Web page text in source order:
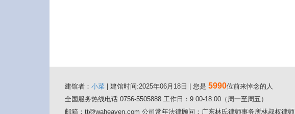
建馆者： 小菜 | 建馆时间:2025年06月18日 | 您是 5990位前来悼念的人
全国服务热线电话 0756-5505888 工作日：9:00-18:00（周一至周五）
邮箱：tt@waheaven.com 公司常年法律顾问：广东林氏律师事务所林叔权律师